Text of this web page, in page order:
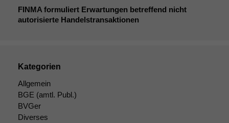
FINMA formuliert Erwartungen betreffend nicht
autorisierte Handelstransaktionen
Kategorien
Allgemein
BGE (amtl. Publ.)
BVGer
Diverses